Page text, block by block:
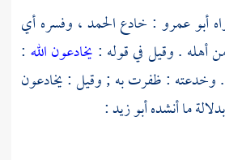
أبو عمرو : خادع الحمد ، وفسره أي
أهله . وقيل في قوله : يخادعون الله :
. وخدعته : ظفرت به ; وقيل : يخادعون
ما أنشدهأبو زيد: